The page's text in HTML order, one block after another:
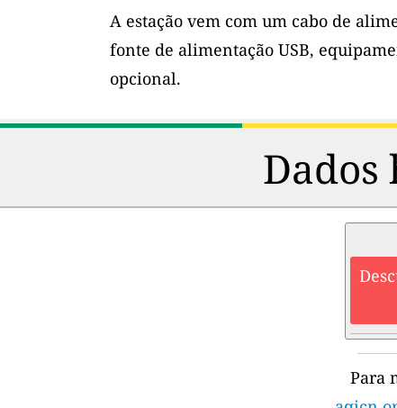
A estação vem com um cabo de
fonte de alimentação USB,
opcional.
Para